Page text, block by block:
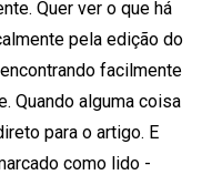
Quer ver o que há
pela edição do
facilmente
Quando alguma coisa
para o artigo. E
como lido -